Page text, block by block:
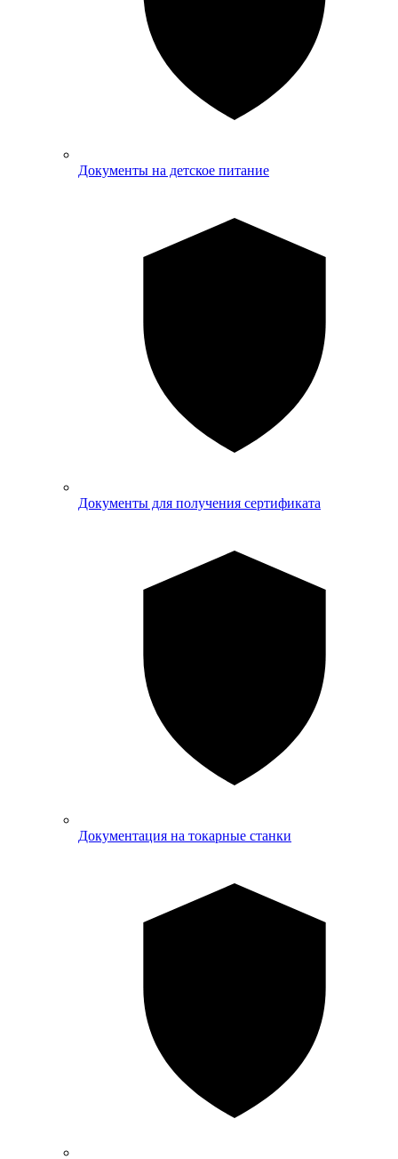
Документы на детское питание
Документы для получения сертификата
Документация на токарные станки